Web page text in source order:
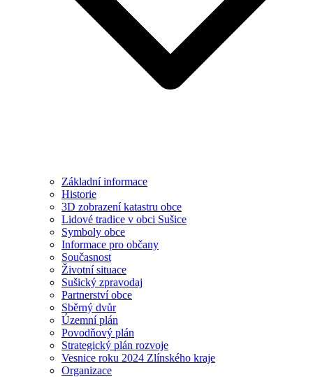
Základní informace
Historie
3D zobrazení katastru obce
Lidové tradice v obci Sušice
Symboly obce
Informace pro občany
Současnost
Životní situace
Sušický zpravodaj
Partnerství obce
Sběrný dvůr
Územní plán
Povodňový plán
Strategický plán rozvoje
Vesnice roku 2024 Zlínského kraje
Organizace